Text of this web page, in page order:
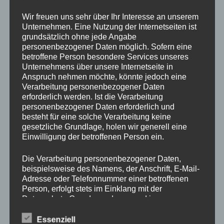
In diesem zweitägigen Kurs zeig ich Euch die Basics des
drechseln in Längs und Querholz.
Ihr werdet den richtigen Umgang mit der Drehbank und mit
den verschiedenen Spannvorrichtungen lernen. Auch das
Verwenden der Drechseleisen und deren Schärfen werden
wir uns ansehen.
Da in diesem Kurs nur Platz für 2 Schüler ist, bitte schnell
per E-Mailoffice@drechslerei-spitzbart.atanmelden.
Die Kurskosten belaufen sich auf nur€ 300. – inkl. Ust.
Kurszeiten sind an beiden Tagen von 8 Uhr bis 18 Uhr.
Im Kurspreis enthalten ist Holz (soviel wir brauchen),
Wir freuen uns sehr über Ihr Interesse an unserem
Unternehmen. Eine Nutzung der Internetseiten ist
grundsätzlich ohne jede Angabe
personenbezogener Daten möglich. Sofern eine
betroffene Person besondere Services unseres
Unternehmens über unsere Internetseite in
Anspruch nehmen möchte, könnte jedoch eine
Verarbeitung personenbezogener Daten
erforderlich werden. Ist die Verarbeitung
personenbezogener Daten erforderlich und
besteht für eine solche Verarbeitung keine
gesetzliche Grundlage, holen wir generell eine
Einwilligung der betroffenen Person ein.
Die Verarbeitung personenbezogener Daten,
beispielsweise des Namens, der Anschrift, E-Mail-
Adresse oder Telefonnummer einer betroffenen
Person, erfolgt stets im Einklang mit der
Datenschutz-Grundverordnung und in
landesspezifischen Datenschutzbestimmungen.
Essenziell